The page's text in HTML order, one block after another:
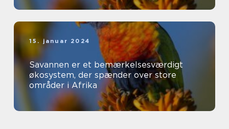
15. januar 2024
Savannen er et bemærkelsesværdigt
økosystem, der spænder over store
områder i Afrika